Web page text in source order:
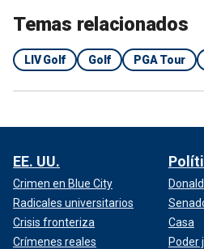
Temas relacionados
LIV Golf Golf PGA Tour
EE. UU.
Crimen en Blue City
Radicales universitarios
Crisis fronteriza
Crímenes reales
Donald
Casa
Poder